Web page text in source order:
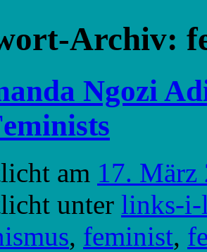
Archiv:
Ngozi
am 17. März
unter links-
, feminist,